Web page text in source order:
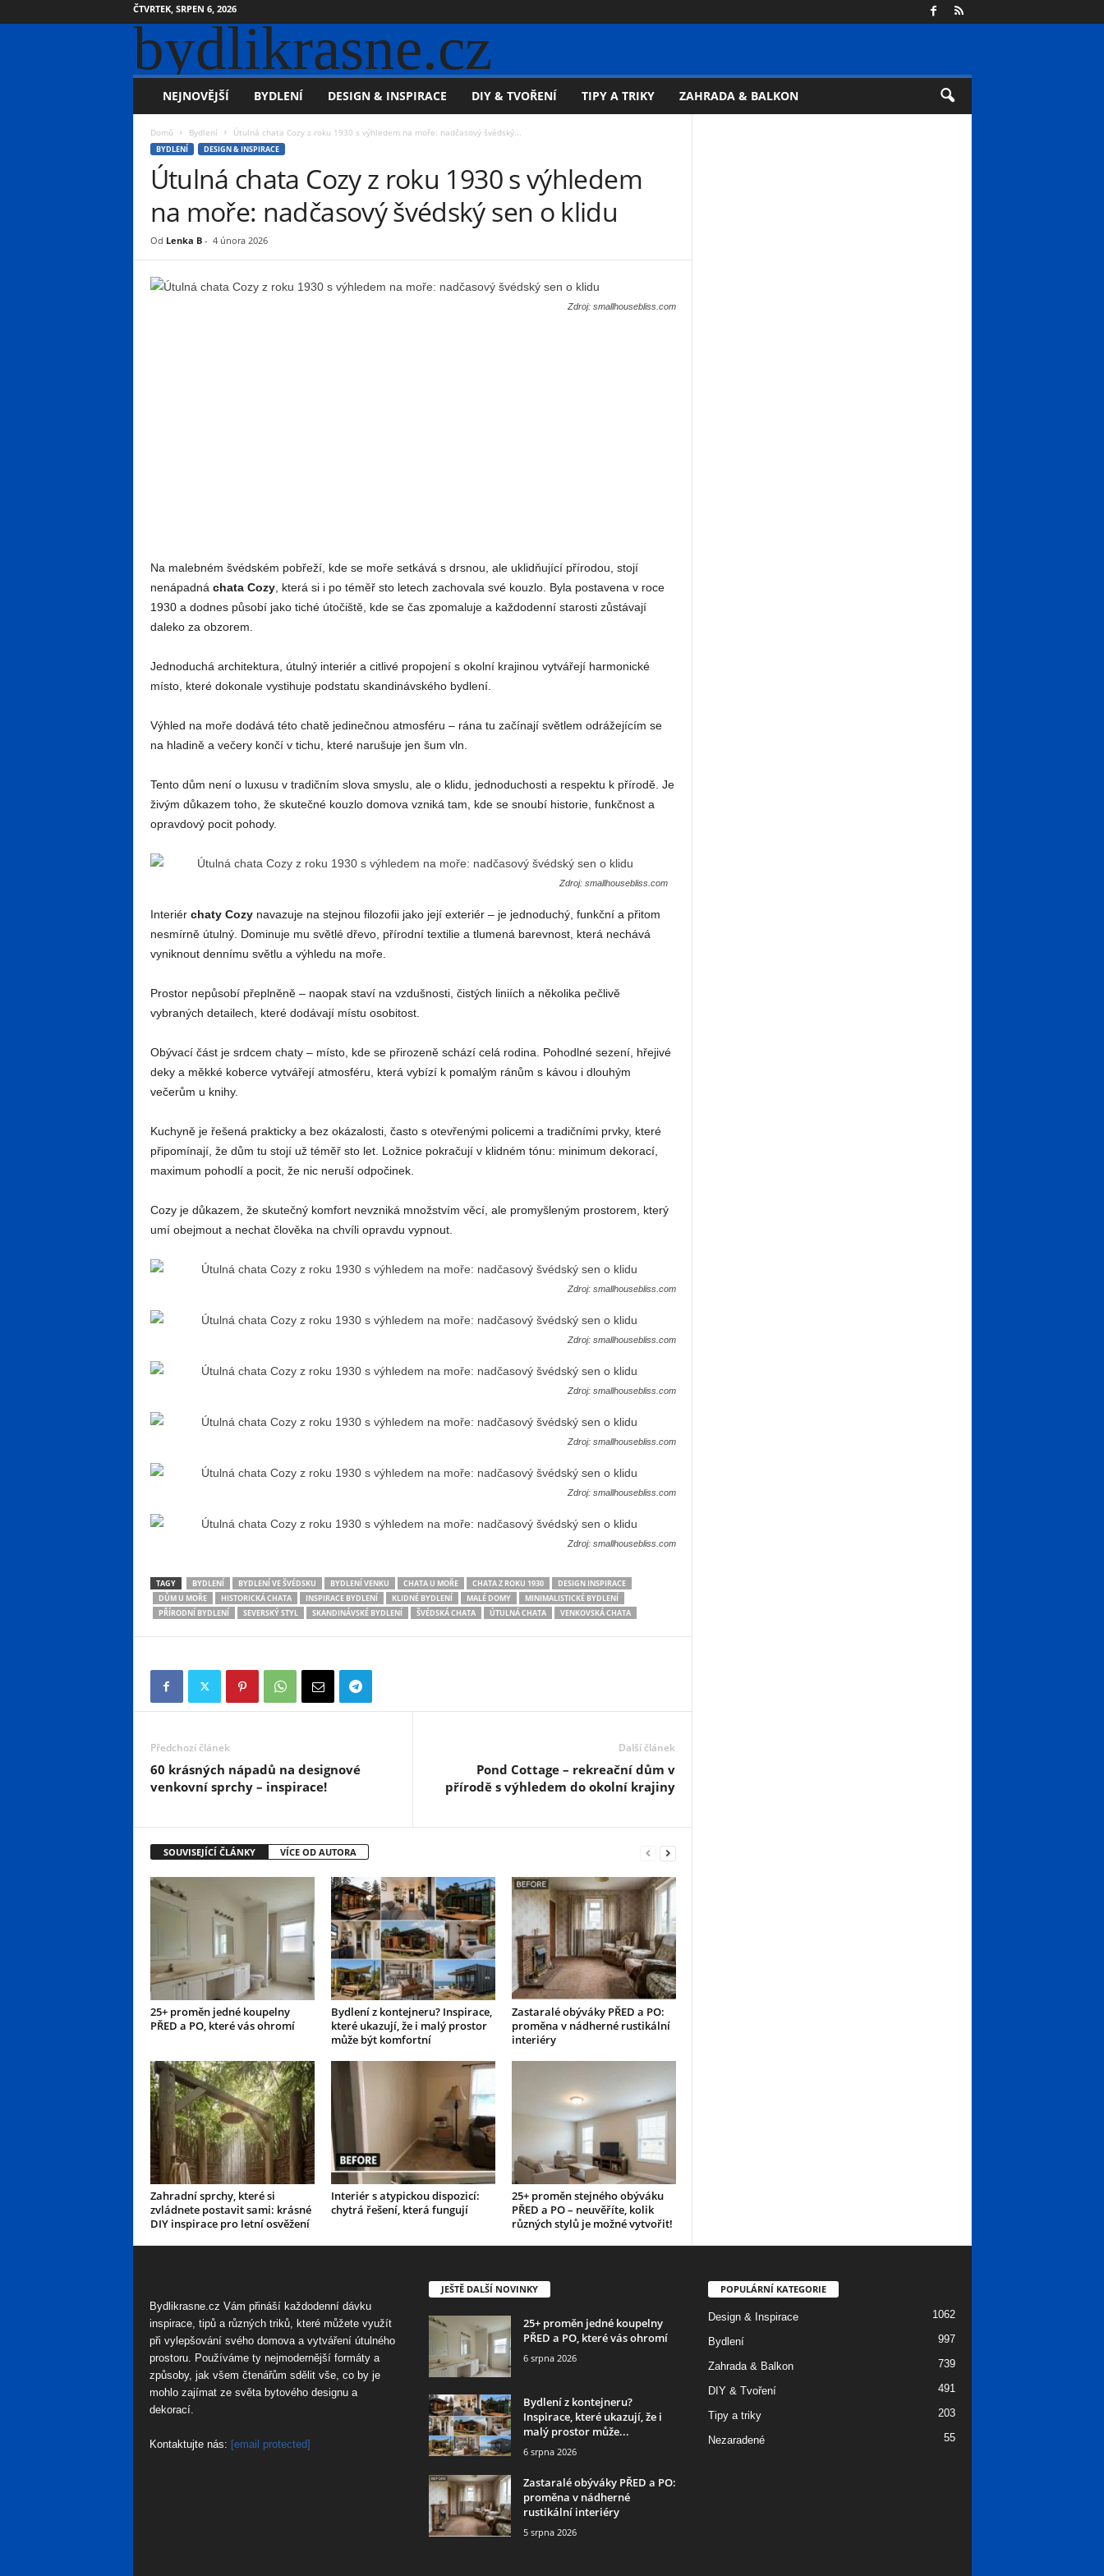
ČTVRTEK, SRPEN 6, 2026
bydlikrasne.cz
NEJNOVĚJŠÍ BYDLENÍ DESIGN & INSPIRACE DIY & TVOŘENÍ TIPY A TRIKY ZAHRADA & BALKON
Domů Bydlení Útulná chata Cozy z roku 1930 s výhledem na moře: nadčasový švédský...
BYDLENÍ DESIGN & INSPIRACE
Útulná chata Cozy z roku 1930 s výhledem
na moře: nadčasový švédský sen o klidu
Od Lenka B- 4 února 2026
Zdroj: smallhousebliss.com
Na malebném švédském pobřeží, kde se moře setkává s drsnou, ale uklidňující přírodou, stojí
nenápadná chata Cozy, která si i po téměř sto letech zachovala své kouzlo. Byla postavena v roce
1930 a dodnes působí jako tiché útočiště, kde se čas zpomaluje a každodenní starosti zůstávají
daleko za obzorem.
Jednoduchá architektura, útulný interiér a citlivé propojení s okolní krajinou vytvářejí harmonické
místo, které dokonale vystihuje podstatu skandinávského bydlení.
Výhled na moře dodává této chatě jedinečnou atmosféru – rána tu začínají světlem odrážejícím se
na hladině a večery končí v tichu, které narušuje jen šum vln.
Tento dům není o luxusu v tradičním slova smyslu, ale o klidu, jednoduchosti a respektu k přírodě. Je
živým důkazem toho, že skutečné kouzlo domova vzniká tam, kde se snoubí historie, funkčnost a
opravdový pocit pohody.
Zdroj: smallhousebliss.com
Interiér chaty Cozynavazuje na stejnou filozofii jako její exteriér – je jednoduchý, funkční a přitom
nesmírně útulný. Dominuje mu světlé dřevo, přírodní textilie a tlumená barevnost, která nechává
vyniknout dennímu světlu a výhledu na moře.
Prostor nepůsobí přeplněně – naopak staví na vzdušnosti, čistých liniích a několika pečlivě
vybraných detailech, které dodávají místu osobitost.
Obývací část je srdcem chaty – místo, kde se přirozeně schází celá rodina. Pohodlné sezení, hřejivé
deky a měkké koberce vytvářejí atmosféru, která vybízí k pomalým ránům s kávou i dlouhým
večerům u knihy.
Kuchyně je řešená prakticky a bez okázalosti, často s otevřenými policemi a tradičními prvky, které
připomínají, že dům tu stojí už téměř sto let. Ložnice pokračují v klidném tónu: minimum dekorací,
maximum pohodlí a pocit, že nic neruší odpočinek.
Cozy je důkazem, že skutečný komfort nevzniká množstvím věcí, ale promyšleným prostorem, který
umí obejmout a nechat člověka na chvíli opravdu vypnout.
Zdroj: smallhousebliss.com
Zdroj: smallhousebliss.com
Zdroj: smallhousebliss.com
Zdroj: smallhousebliss.com
Zdroj: smallhousebliss.com
Zdroj: smallhousebliss.com
TAGY BYDLENÍ BYDLENÍ VE ŠVÉDSKU BYDLENÍ VENKU CHATA U MOŘE CHATA Z ROKU 1930
DESIGN INSPIRACE
DŮM U MOŘE
HISTORICKÁ CHATA INSPIRACE BYDLENÍ KLIDNÉ BYDLENÍ MALÉ DOMY
MINIMALISTICKÉ BYDLENÍ
PŘÍRODNÍ BYDLENÍ
SEVERSKÝ STYL SKANDINÁVSKÉ BYDLENÍ ŠVÉDSKÁ CHATA ÚTULNÁ CHATA VENKOVSKÁ CHATA
Předchozí článek
60 krásných nápadů na designové
venkovní sprchy – inspirace!
Další článek
Pond Cottage – rekreační dům v
přírodě s výhledem do okolní krajiny
SOUVISEJÍCÍ ČLÁNKY VÍCE OD AUTORA
25+ proměn jedné koupelny
PŘED a PO, které vás ohromí
Bydlení z kontejneru? Inspirace,
které ukazují, že i malý prostor
může být komfortní
Zastaralé obýváky PŘED a PO:
proměna v nádherné rustikální
interiéry
Zahradní sprchy, které si
zvládnete postavit sami: krásné
DIY inspirace pro letní osvěžení
Interiér s atypickou dispozicí:
chytrá řešení, která fungují
25+ proměn stejného obýváku
PŘED a PO – neuvěříte, kolik
různých stylů je možné vytvořit!
Bydlikrasne.cz Vám přináší každodenní dávku
inspirace, tipů a různých triků, které můžete využít
při vylepšování svého domova a vytváření útulného
prostoru. Používáme ty nejmodernější formáty a
způsoby, jak všem čtenářům sdělit vše, co by je
mohlo zajímat ze světa bytového designu a
dekorací.
Kontaktujte nás: [email protected]
JEŠTĚ DALŠÍ NOVINKY
25+ proměn jedné koupelny
PŘED a PO, které vás ohromí
6 srpna 2026
Bydlení z kontejneru?
Inspirace, které ukazují, že i
malý prostor může...
6 srpna 2026
Zastaralé obýváky PŘED a PO:
proměna v nádherné
rustikální interiéry
5 srpna 2026
POPULÁRNÍ KATEGORIE
Design & Inspirace 1062
Bydlení 997
Zahrada & Balkon 739
DIY & Tvoření 491
Tipy a triky 203
Nezaradené 55